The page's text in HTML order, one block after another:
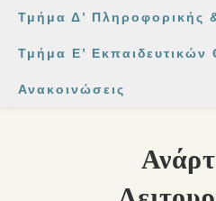
Τμήμα Δ’ Πληροφορικής
Τμήμα Ε’ Εκπαιδευτικών
Ανακοινώσεις